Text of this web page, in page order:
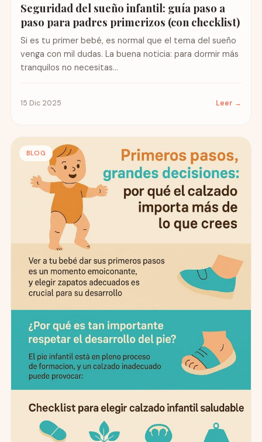
Seguridad del sueño infantil: guía paso a
paso para padres primerizos (con checklist)
Si es tu primer bebé, es normal que el tema del sueño
venga con mil dudas. La buena noticia: para dormir más
tranquilos no necesitas...
15 Dic 2025 Leer →
BLOG